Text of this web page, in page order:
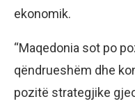
ekonomik.
“Maqedonia sot po
qëndrueshëm dhe
pozitë strategjike